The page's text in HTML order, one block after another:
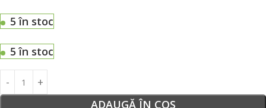
5 în stoc
5 în stoc
ADAUGĂ ÎN COȘ